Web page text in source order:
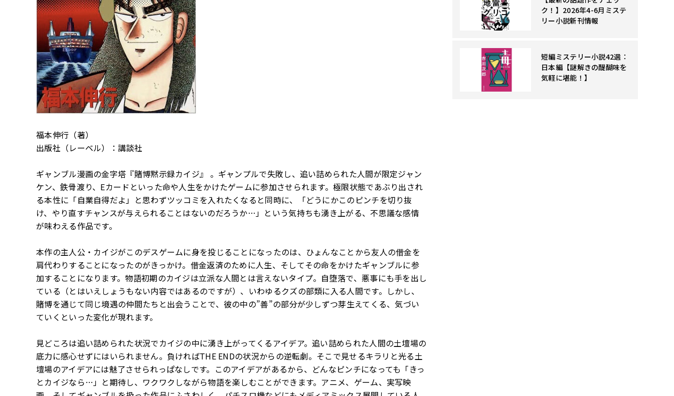
福本伸行（著）
出版社（レーベル）：講談社
ギャンブル漫画の金字塔『賭博黙示録カイジ』 。ギャンプルで失敗し、追い詰められた人間が限定ジャン
ケン、鉄骨渡り、Eカードといった命や人生をかけたゲームに参加させられます。極限状態であぶり出され
る本性に「自業自得だよ」と思わずツッコミを入れたくなると同時に、「どうにかこのピンチを切り抜
け、やり直すチャンスが与えられることはないのだろうか…」という気持ちも湧き上がる、不思議な感情
が味わえる作品です。
本作の主人公・カイジがこのデスゲームに身を投じることになったのは、ひょんなことから友人の借金を
肩代わりすることになったのがきっかけ。借金返済のために人生、そしてその命をかけたギャンブルに参
加することになります。物語初期のカイジは立派な人間とは言えないタイプ。自堕落で、悪事にも手を出し
ている（とはいえしょうもない内容ではあるのですが）、いわゆるクズの部類に入る人間です。しかし、
賭博を通じて同じ境遇の仲間たちと出会うことで、彼の中の”善”の部分が少しずつ芽生えてくる、気づい
ていくといった変化が現れます。
見どころは追い詰められた状況でカイジの中に湧き上がってくるアイデア。追い詰められた人間の土壇場の
底力に感心せずにはいられません。負ければTHE ENDの状況からの逆転劇。そこで見せるキラリと光る土
壇場のアイデアには魅了させられっぱなしです。このアイデアがあるから、どんなピンチになっても「きっ
とカイジなら…」と期待し、ワクワクしながら物語を楽しむことができます。アニメ、ゲーム、実写映
ク！】2026年4-6月ミステ
リー小説新刊情報
短編ミステリー小説42選：
日本編【謎解きの醍醐味を
気軽に堪能！】